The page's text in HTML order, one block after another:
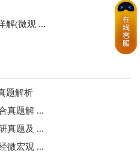
解(微观 ...
题解析
真题解 ...
真题及 ...
微宏观 ...